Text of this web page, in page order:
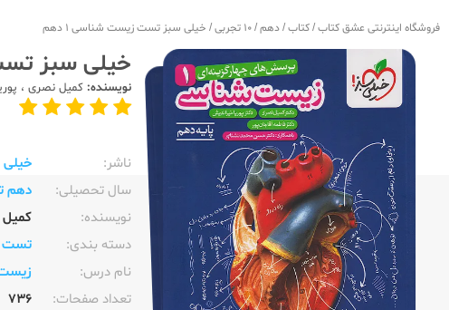
فروشگاه اینترنتی عشق کتاب/کتاب/دهم/10 تجربی / خیلی سبز تست زیست شناسی 1 دهم
خیلی سبز تست
نویسنده: کمیل نصری ،
ناشر:‌
سال تحصیلی:‌
دهم
نویسنده:‌
دسته بندی:
تست
نام درس:
تعداد صفحات:‌
736